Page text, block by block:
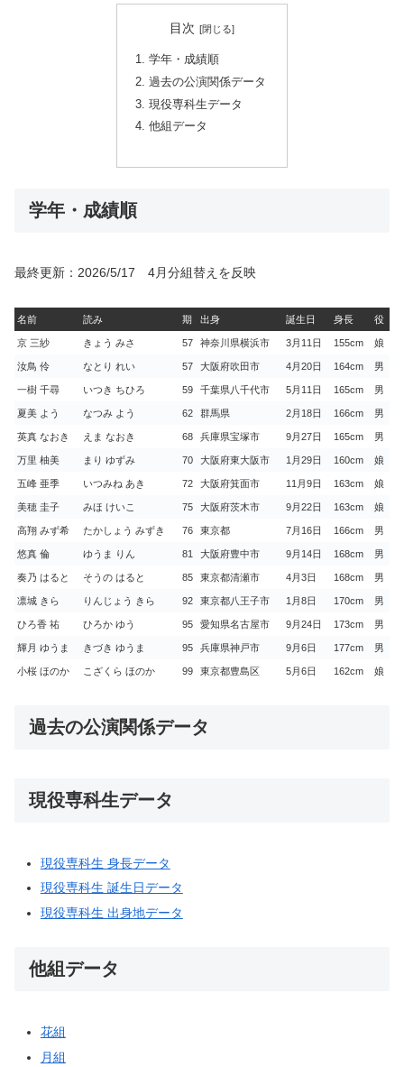
目次
学年・成績順
過去の公演関係データ
現役専科生データ
他組データ
学年・成績順
最終更新：2026/5/17 4月分組替えを反映
名前 読み 期 出身 誕生日 身長 役
京 三紗 きょう みさ 57 神奈川県横浜市 3月11日 155cm 娘
汝鳥 伶 なとり れい 57 大阪府吹田市 4月20日 164cm 男
一樹 千尋 いつき ちひろ 59 千葉県八千代市 5月11日 165cm 男
夏美 よう なつみ よう 62 群馬県 2月18日 166cm 男
英真 なおき えま なおき 68 兵庫県宝塚市 9月27日 165cm 男
万里 柚美 まり ゆずみ 70 大阪府東大阪市 1月29日 160cm 娘
五峰 亜季 いつみね あき 72 大阪府箕面市 11月9日 163cm 娘
美穂 圭子 みほ けいこ 75 大阪府茨木市 9月22日 163cm 娘
高翔 みず希 たかしょう みずき 76 東京都 7月16日 166cm 男
悠真 倫 ゆうま りん 81 大阪府豊中市 9月14日 168cm 男
奏乃 はると そうの はると 85 東京都清瀬市 4月3日 168cm 男
凛城 きら りんじょう きら 92 東京都八王子市 1月8日 170cm 男
ひろ香 祐 ひろか ゆう 95 愛知県名古屋市 9月24日 173cm 男
輝月 ゆうま きづき ゆうま 95 兵庫県神戸市 9月6日 177cm 男
小桜 ほのか こざくら ほのか 99 東京都豊島区 5月6日 162cm 娘
過去の公演関係データ
現役専科生データ
現役専科生 身長データ
現役専科生 誕生日データ
現役専科生 出身地データ
他組データ
花組
月組